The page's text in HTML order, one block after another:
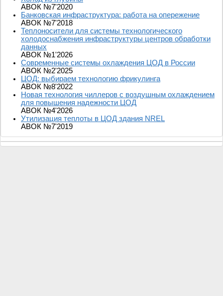
АВОК №7'2020
Банковская инфраструктура: работа на опережение
АВОК №7'2018
Теплоносители для системы технологического
холодоснабжения инфраструктуры центров обработки
данных
АВОК №1'2026
Современные системы охлаждения ЦОД в России
АВОК №2'2025
ЦОД: выбираем технологию фрикулинга
АВОК №8'2022
Новая технология чиллеров с воздушным охлаждением
для повышения надежности ЦОД
АВОК №4'2026
Утилизация теплоты в ЦОД здания NREL
АВОК №7'2019